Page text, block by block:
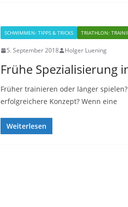
SCHWIMMEN: TIPPS & TRICKS TRIATHLON:
5. September 2018 Holger Luening
Frühe Spezialisierung
Früher trainieren oder länger
erfolgreichere Konzept? Wenn eine
Weiterlesen